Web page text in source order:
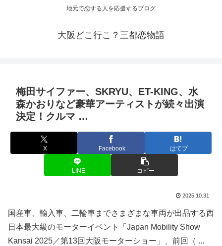
地元で恋する人を応援するブログ
大阪どこ行こ？三都恋物語
梅田サイファー、SKRYU、ET-KING、水
森かおりなど豪華アーティストが続々出演
決定！クルマ …
X Facebook はてブ
LINE コピー
2025.10.31
国産車、輸入車、二輪車までさまざまな車両が出品する西
日本最大級のモーターイベント「Japan Mobility Show
Kansai 2025／第13回大阪モーターショー」、前回（ ...